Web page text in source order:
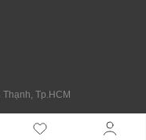
Tp.HCM